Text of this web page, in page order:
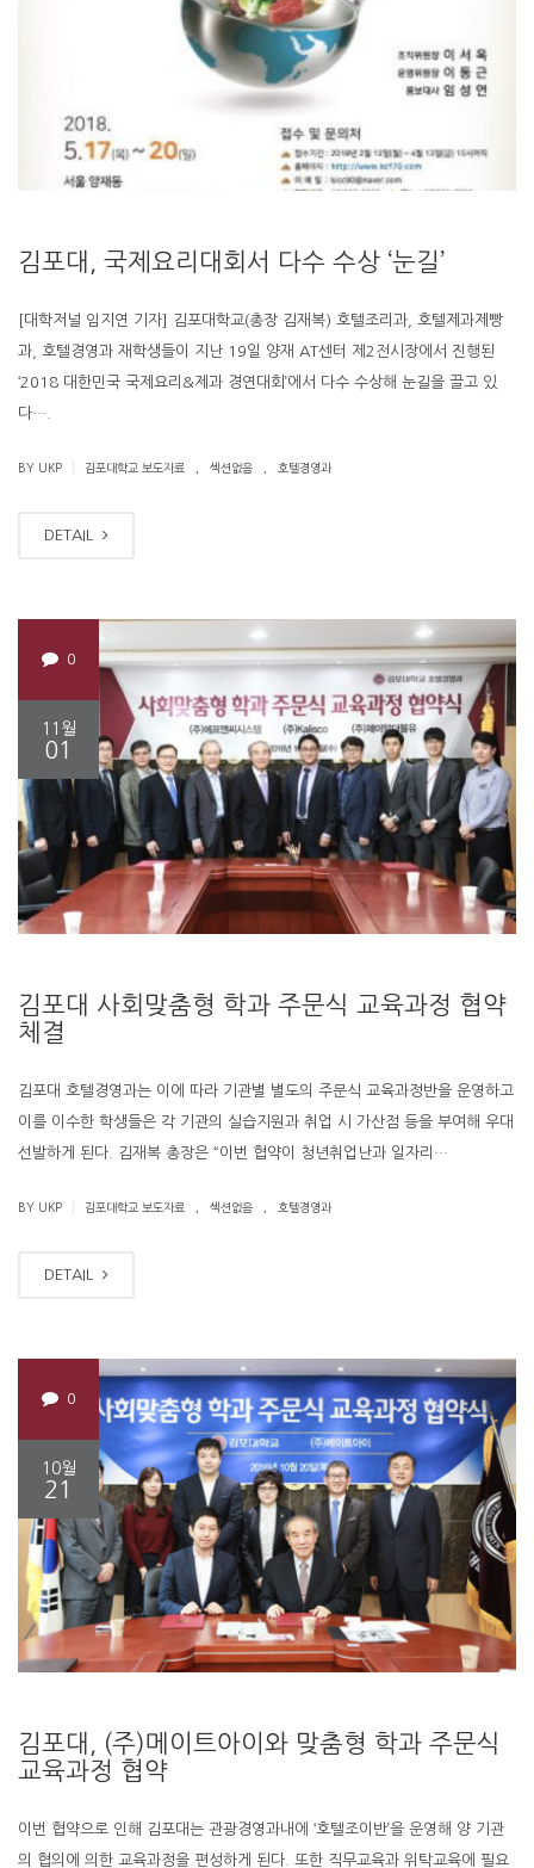
김포대, 국제요리대회서 다수 수상 ‘눈길’
[대학저널 임지연 기자] 김포대학교(총장 김재복) 호텔조리과, 호텔제과제빵
과, 호텔경영과 재학생들이 지난 19일 양재 AT센터 제2전시장에서 진행된
‘2018 대한민국 국제요리&제과 경연대회’에서 다수 수상해 눈길을 끌고 있
다….
BY UKP 김포대학교 보도자료 섹션없음 호텔경영과
DETAIL
0
11월
01
김포대 사회맞춤형 학과 주문식 교육과정 협약
체결
김포대 호텔경영과는 이에 따라 기관별 별도의 주문식 교육과정반을 운영하고
이를 이수한 학생들은 각 기관의 실습지원과 취업 시 가산점 등을 부여해 우대
선발하게 된다. 김재복 총장은 “이번 협약이 청년취업난과 일자리…
BY UKP 김포대학교 보도자료 섹션없음 호텔경영과
DETAIL
0
10월
21
김포대, (주)메이트아이와 맞춤형 학과 주문식
교육과정 협약
이번 협약으로 인해 김포대는 관광경영과내에 ‘호텔조이반’을 운영해 양 기관
의 협의에 의한 교육과정을 편성하게 된다. 또한 직무교육과 위탁교육에 필요